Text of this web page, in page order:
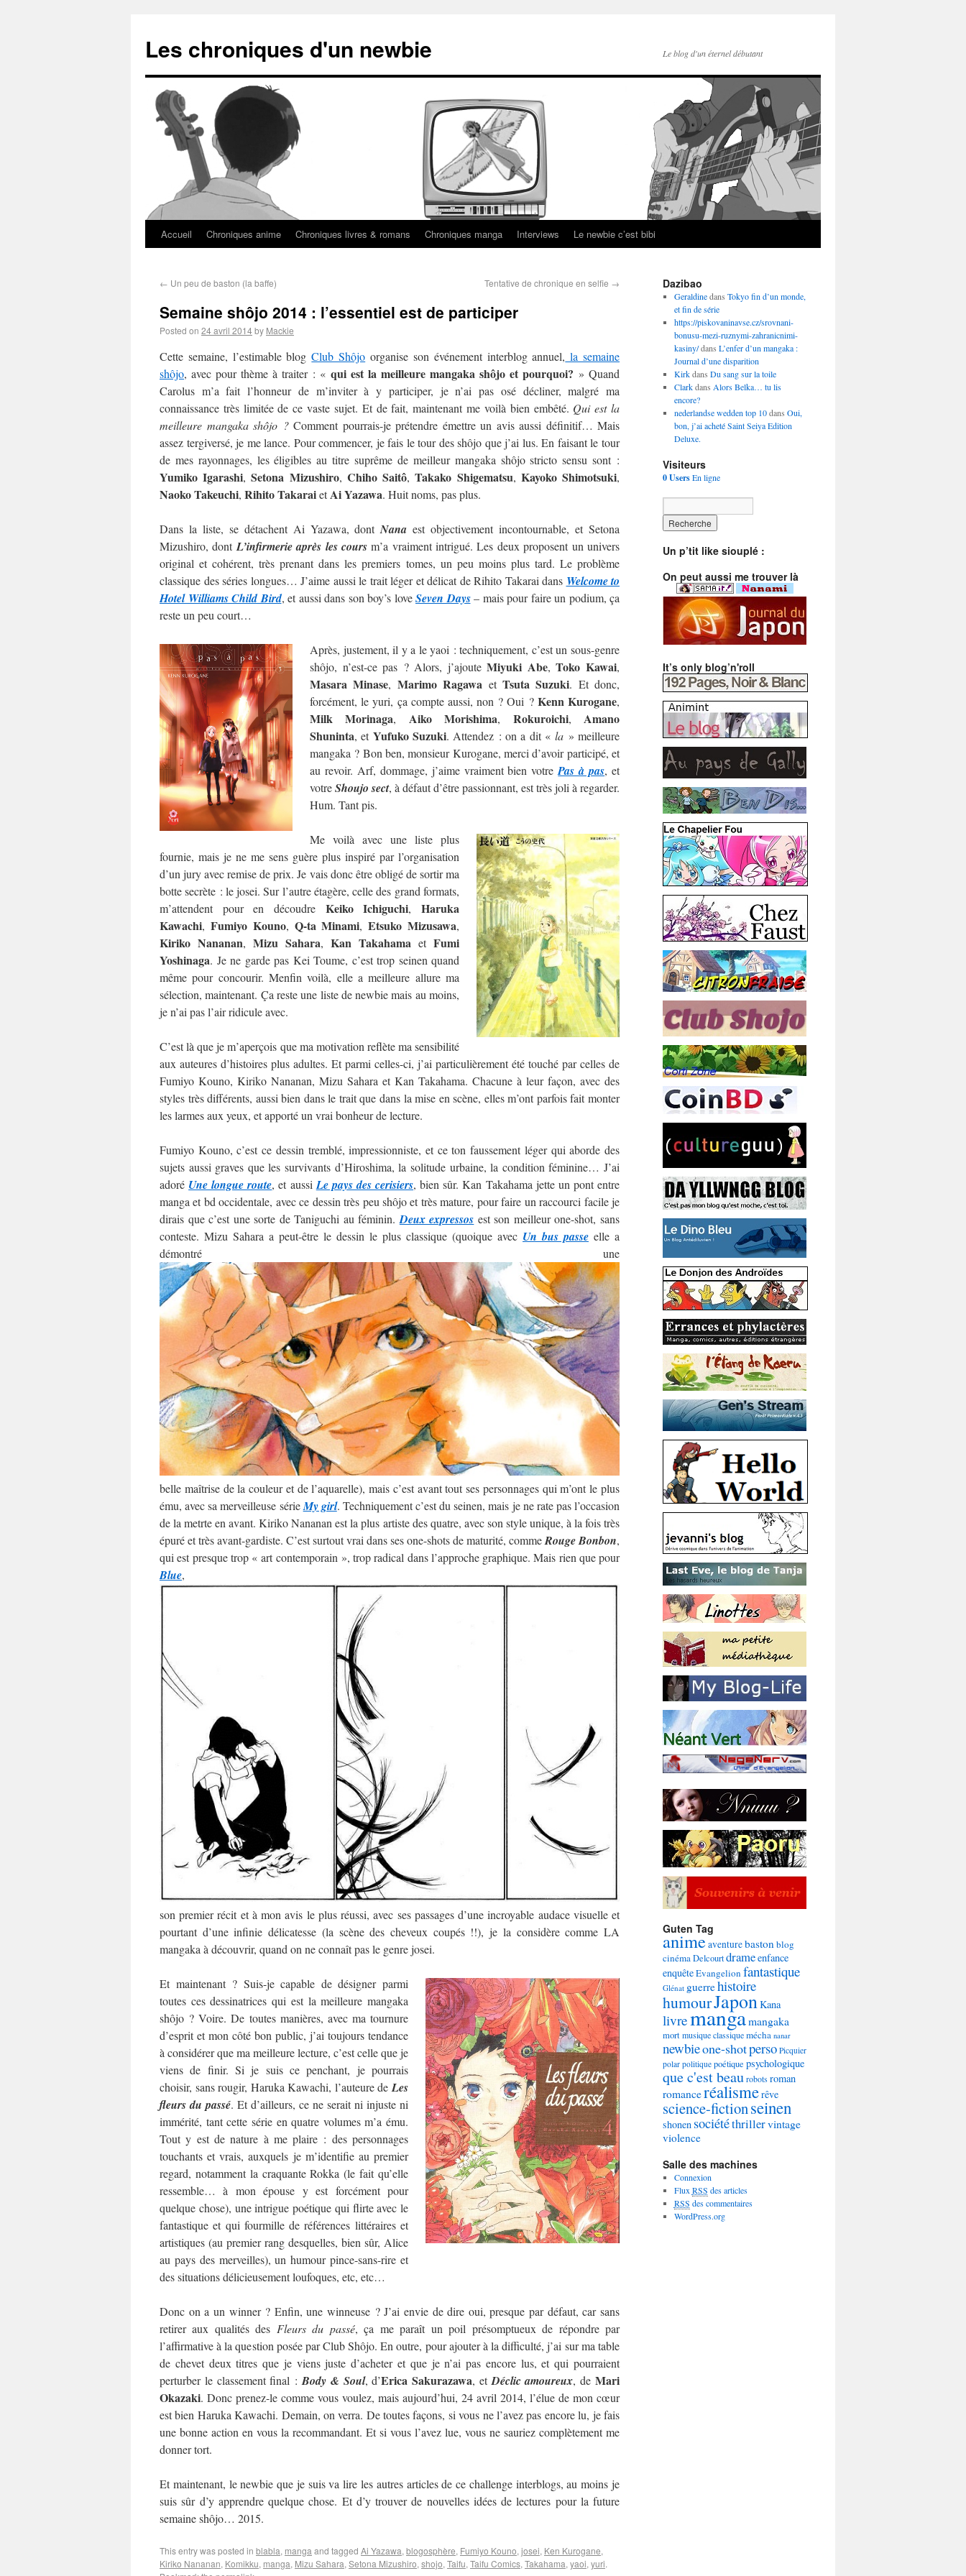
Les chroniques d'un newbie Le blog d'un éternel débutant
Accueil Chroniques anime Chroniques livres & romans Chroniques manga Interviews Le newbie c’est bibi
← Un peu de baston (la baffe) Tentative de chronique en selfie →
Semaine shôjo 2014 : l’essentiel est de participer
Posted on 24 avril 2014by Mackie
Cette semaine, l’estimable blogClub Shôjo organise son événement interblog annuel, la semaine
shôjo, avec pour thème à traiter : « qui est la meilleure mangaka shôjo et pourquoi? » Quand
Carolus m’a fait l’honneur de m’inviter à y participer, je n’ai pas osé décliner, malgré ma
connaissance très limitée de ce vaste sujet. Et de fait, maintenant me voilà bien embêté. Qui est la
meilleure mangaka shôjo ?Comment pourrais-je prétendre émettre un avis aussi définitif… Mais
assez tergiversé, je me lance. Pour commencer, je fais le tour des shôjo que j’ai lus. En faisant le tour
de mes rayonnages, les éligibles au titre suprême de meilleur mangaka shôjo stricto sensu sont :
Yumiko Igarashi,Setona Mizushiro, Chiho Saitô,Takako Shigematsu, Kayoko Shimotsuki,
NaokoTakeuchi, Rihito TakaraietAiYazawa. Huit noms, pas plus.
Dans la liste, se détachent Ai Yazawa, dontNana est objectivement incontournable, et Setona
Mizushiro, dont L’infirmerie après les coursm’a vraiment intrigué. Les deux proposent un univers
original et cohérent, très prenant dans les premiers tomes, un peu moins plus tard. Le problème
classique des séries longues… J’aime aussi le trait léger et délicat de Rihito Takarai dans Welcome to
Hotel Williams Child Bird, et aussi dans son boy’s loveSeven Days– mais pour faire un podium, ça
reste un peu court…
Après, justement, il y a le yaoi : techniquement, c’est un sous-genre
shôjo, n’est-ce pas ? Alors, j’ajouteMiyuki Abe,Toko Kawai,
Masara Minase, Marimo Ragawa et Tsuta Suzuki. Et donc,
forcément, le yuri, ça compte aussi, non ? Oui ? Kenn Kurogane,
Milk Morinaga, Aiko Morishima, Rokuroichi, Amano
Shuninta, et Yufuko Suzuki. Attendez : on a dit «la » meilleure
mangaka ? Bon ben, monsieur Kurogane, merci d’avoir participé, et
au revoir. Arf, dommage, j’aime vraiment bien votrePas à pas, et
votreShoujo sect, à défaut d’être passionnant, est très joli à regarder.
Hum. Tant pis.
Me voilà avec une liste plus
fournie, mais je ne me sens guère plus inspiré par l’organisation
d’un jury avec remise de prix. Je vais donc être obligé de sortir ma
botte secrète : le josei. Sur l’autre étagère, celle des grand formats,
m’attendent pour en découdre Keiko Ichiguchi,Haruka
Kawachi, Fumiyo Kouno, Q-ta Minami,Etsuko Mizusawa,
Kiriko Nananan, Mizu Sahara, Kan Takahama et Fumi
Yoshinaga. Je ne garde pas Kei Toume, c’est trop seinen quand
même pour concourir. Menfin voilà, elle a meilleure allure ma
sélection, maintenant. Ça reste une liste de newbie mais au moins,
je n’ai pas l’air ridicule avec.
C’est là que je m’aperçois que ma motivation reflète ma sensibilité
aux auteures d’histoires plus adultes. Et parmi celles-ci, j’ai particulièrement été touché par celles de
Fumiyo Kouno, Kiriko Nananan, Mizu Sahara et Kan Takahama. Chacune à leur façon, avec des
styles très différents, aussi bien dans le trait que dans la mise en scène, elles m’ont parfois fait monter
les larmes aux yeux, et apporté un vrai bonheur de lecture.
Fumiyo Kouno, c’est ce dessin tremblé, impressionniste, et ce ton faussement léger qui aborde des
sujets aussi graves que les survivants d’Hiroshima, la solitude urbaine, la condition féminine… J’ai
adoré Une longue route, et aussi Le pays des cerisiers, bien sûr. Kan Takahama jette un pont entre
manga et bd occidentale, avec ce dessin très peu shôjo et très mature, pour faire un raccourci facile je
dirais que c’est une sorte de Taniguchi au féminin. Deux expressos est son meilleur one-shot, sans
conteste. Mizu Sahara a peut-être le dessin le plus classique (quoique avec Un bus passe elle a
démontré une
belle maîtrise de la couleur et de l’aquarelle), mais c’est avant tout ses personnages qui m’ont le plus
ému, avec sa merveilleuse sérieMy girl. Techniquement c’est du seinen, mais je ne rate pas l’occasion
de la metrte en avant. Kiriko Nananan est la plus artiste des quatre, avec son style unique, à la fois très
épuré et très avant-gardiste. C’est surtout vrai dans ses one-shots de maturité, commeRouge Bonbon,
qui est presque trop « art contemporain », trop radical dans l’approche graphique. Mais rien que pour
Blue,
son premier récit et à mon avis le plus réussi, avec ses passages d’une incroyable audace visuelle et
pourtant d’une infinie délicatesse (la scène des cheveux coupés !!), je la considère comme LA
mangaka à découvrir, quand on ne connaît pas le genre josei.
Et maintenant ? Suis-je capable de désigner parmi
toutes ces dessinatrices qui est la meilleure mangaka
shôjo ? Voire. De toutes manières, avec ma tournure
d’esprit et mon côté bon public, j’ai toujours tendance
à considérer que ma meilleure lecture, c’est celle que je
viens de finir. Si je suis ce penchant, je pourrais
choisir, sans rougir, Haruka Kawachi, l’auteure deLes
fleurs du passé. Et d’ailleurs, ce ne serait ni injuste ni
immérité, tant cette série en quatre volumes m’a ému.
Tout y est de nature à me plaire : des personnages
touchants et vrais, auxquels je m’identifie au premier
regard, notamment la craquante Rokka (le fait qu’elle
ressemble… à mon épouse y est forcément pour
quelque chose), une intrigue poétique qui flirte avec le
fantastique et qui fourmille de références littéraires et
artistiques (au premier rang desquelles, bien sûr, Alice
au pays des merveilles), un humour pince-sans-rire et
des situations délicieusement loufoques, etc, etc…
Donc on a un winner ? Enfin, une winneuse ? J’ai envie de dire oui, presque par défaut, car sans
retirer aux qualités des Fleurs du passé, ça me paraît un poil présomptueux de répondre par
l’affirmative à la question posée par Club Shôjo. En outre, pour ajouter à la difficulté, j’ai sur ma table
de chevet deux titres que je viens juste d’acheter et que je n’ai pas encore lus, et qui pourraient
perturber le classement final :Body & Soul, d’Erica Sakurazawa, etDéclic amoureux, deMari
Okazaki. Donc prenez-le comme vous voulez, mais aujourd’hui, 24 avril 2014, l’élue de mon cœur
est bien Haruka Kawachi. Demain, on verra. De toutes façons, si vous ne l’avez pas encore lu, je fais
une bonne action en vous la recommandant. Et si vous l’avez lue, vous ne sauriez complètement me
donner tort.
Et maintenant, le newbie que je suis va lire les autres articles de ce challenge interblogs, au moins je
suis sûr d’y apprendre quelque chose. Et d’y trouver de nouvelles idées de lectures pour la future
semaine shôjo… 2015.
This entry was posted in blabla, manga and tagged Ai Yazawa, blogosphère, Fumiyo Kouno, josei, Ken Kurogane,
Kiriko Nananan, Komikku, manga, Mizu Sahara, Setona Mizushiro, shojo, Taifu, Taifu Comics, Takahama, yaoi, yuri.
Dazibao
Geraldinedans Tokyo fin d’un monde,
et fin de série
https://piskovaninavse.cz/srovnani-
bonusu-mezi-ruznymi-zahranicnimi-
kasiny/dans L’enfer d’un mangaka :
Journal d’une disparition
Kirkdans Du sang sur la toile
Clarkdans Alors Belka… tu lis
encore?
nederlandse wedden top 10dans Oui,
bon, j’ai acheté Saint Seiya Edition
Deluxe.
Visiteurs
0 UsersEn ligne
Un p’tit like siouplé :
On peut aussi me trouver là
It’s only blog’n'roll
Guten Tag
animeaventurebaston blog
cinémaDelcourtdrameenfance
enquêteEvangelion fantastique
Glénat guerrehistoire
humourJapon Kana
livremangamangaka
mortmusique classiquemécha nanar
newbieone-shotperso Picquier
polar politique poétique psychologique
que c'est beaurobotsroman
romanceréalismerêve
science-fictionseinen
shonen sociététhrillervintage
violence
Salle des machines
Connexion
Flux RSS des articles
RSS des commentaires
WordPress.org